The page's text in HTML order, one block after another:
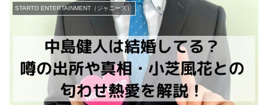
STARTO ENTERTAINMENT（ジャニーズ）